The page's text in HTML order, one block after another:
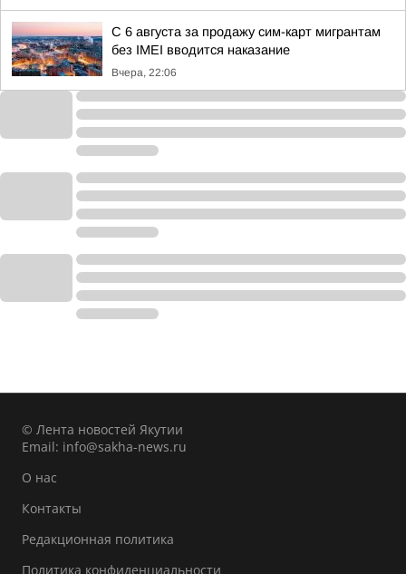
С 6 августа за продажу сим-карт мигрантам
без IMEI вводится наказание
Вчера, 22:06
© Лента новостей Якутии
Email: info@sakha-news.ru
О нас
Контакты
Редакционная политика
Политика конфиденциальности